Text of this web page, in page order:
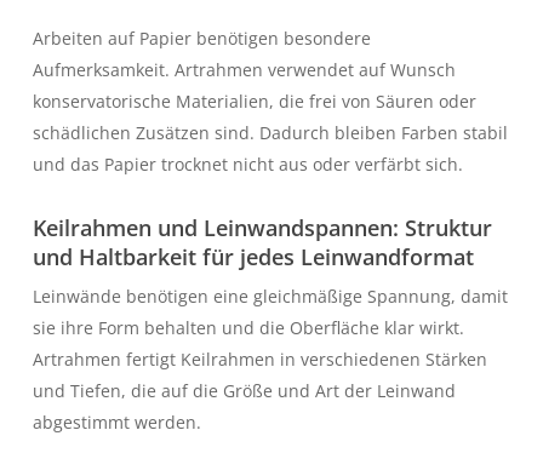
Arbeiten auf Papier benötigen besondere
Aufmerksamkeit. Artrahmen verwendet auf Wunsch
konservatorische Materialien, die frei von Säuren oder
schädlichen Zusätzen sind. Dadurch bleiben Farben stabil
und das Papier trocknet nicht aus oder verfärbt sich.
Keilrahmen und Leinwandspannen: Struktur
und Haltbarkeit für jedes Leinwandformat
Leinwände benötigen eine gleichmäßige Spannung, damit
sie ihre Form behalten und die Oberfläche klar wirkt.
Artrahmen fertigt Keilrahmen in verschiedenen Stärken
und Tiefen, die auf die Größe und Art der Leinwand
abgestimmt werden.